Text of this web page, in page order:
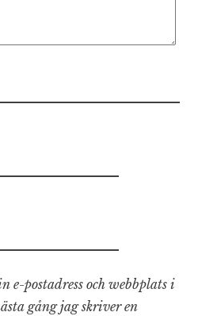
e-postadress och webbplats i
gång jag skriver en